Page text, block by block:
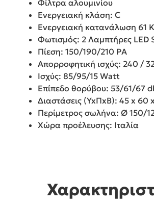
Φίλτρα αλουμινίου
Ενεργειακή κλάση: C
Ενεργειακή κατανάλωση 61
Φωτισμός: 2 Λαμπτήρες LED
Πίεση: 150/190/210 PA
Απορροφητική ισχύς: 240 /
Ισχύς: 85/95/15 Watt
Επίπεδο θορύβου: 53/61/67
Διαστάσεις (YxΠxΒ): 45 x 60
Περίμετρος σωλήνα: Ø 150/
Χώρα προέλευσης: Ιταλία